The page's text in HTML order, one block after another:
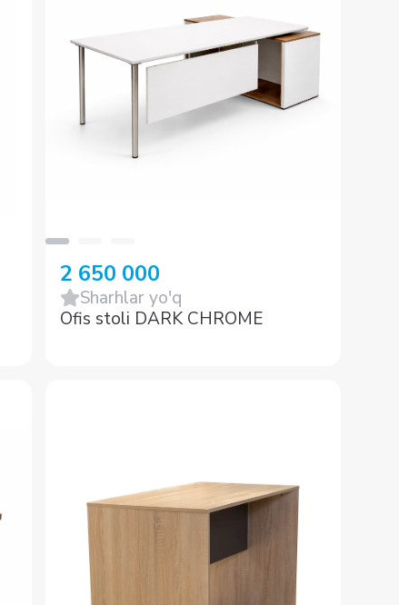
2 650 000
Sharhlar yo'q
Ofis stoli DARK CHROME